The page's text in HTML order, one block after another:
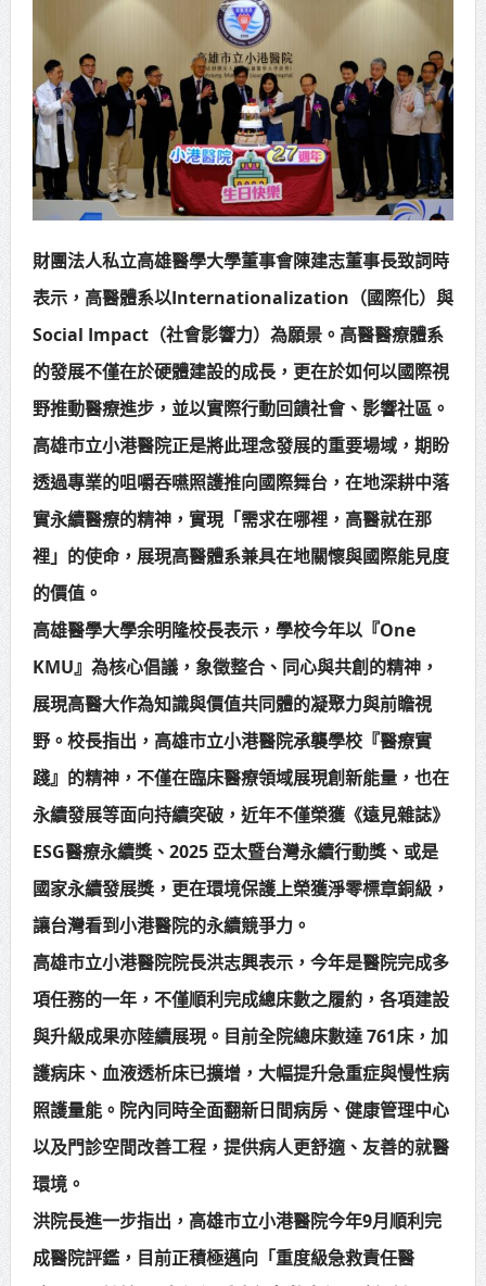
財團法人私立高雄醫學大學董事會陳建志董事長致詞時
表示，高醫體系以Internationalization（國際化）與
Social Impact（社會影響力）為願景。高醫醫療體系
的發展不僅在於硬體建設的成長，更在於如何以國際視
野推動醫療進步，並以實際行動回饋社會、影響社區。
高雄市立小港醫院正是將此理念發展的重要場域，期盼
透過專業的咀嚼吞嚥照護推向國際舞台，在地深耕中落
實永續醫療的精神，實現「需求在哪裡，高醫就在那
裡」的使命，展現高醫體系兼具在地關懷與國際能見度
的價值。
高雄醫學大學余明隆校長表示，學校今年以『One
KMU』為核心倡議，象徵整合、同心與共創的精神，
展現高醫大作為知識與價值共同體的凝聚力與前瞻視
野。校長指出，高雄市立小港醫院承襲學校『醫療實
踐』的精神，不僅在臨床醫療領域展現創新能量，也在
永續發展等面向持續突破，近年不僅榮獲《遠見雜誌》
ESG醫療永續獎、2025 亞太暨台灣永續行動獎、或是
國家永續發展獎，更在環境保護上榮獲淨零標章銅級，
讓台灣看到小港醫院的永續競爭力。
高雄市立小港醫院院長洪志興表示，今年是醫院完成多
項任務的一年，不僅順利完成總床數之履約，各項建設
與升級成果亦陸續展現。目前全院總床數達 761床，加
護病床、血液透析床已擴增，大幅提升急重症與慢性病
照護量能。院內同時全面翻新日間病房、健康管理中心
以及門診空間改善工程，提供病人更舒適、友善的就醫
環境。
洪院長進一步指出，高雄市立小港醫院今年9月順利完
成醫院評鑑，目前正積極邁向「重度級急救責任醫